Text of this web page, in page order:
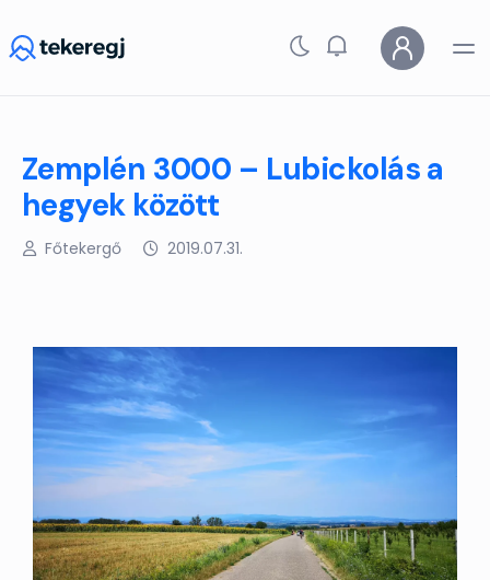
Zemplén 3000 – Lubickolás a
hegyek között
Főtekergő 2019.07.31.